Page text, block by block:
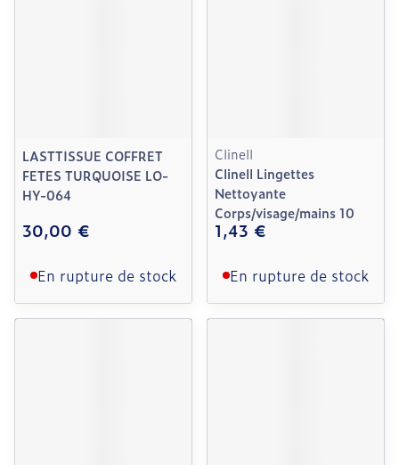
LASTTISSUE COFFRET
FETES TURQUOISE LO-
HY-064
30,00 €
En rupture de stock
Clinell
Clinell Lingettes
Nettoyante
Corps/visage/mains 10
1,43 €
En rupture de stock